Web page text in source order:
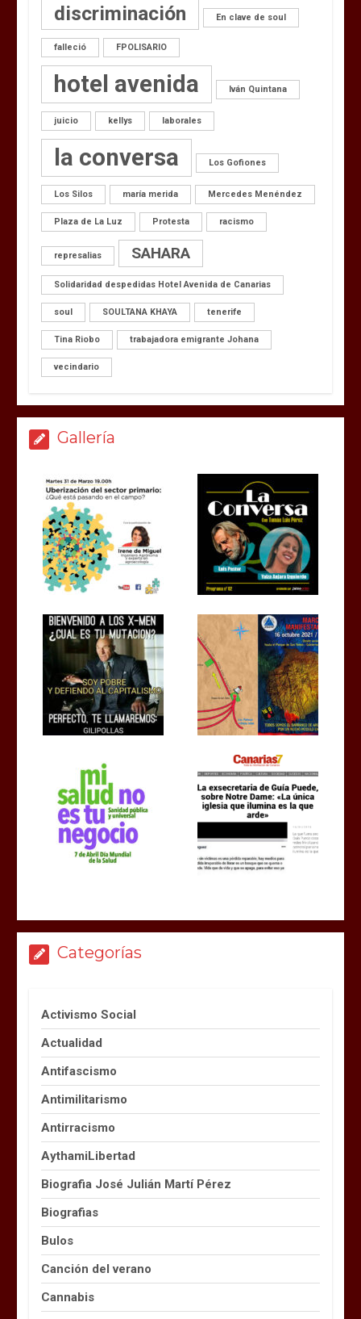
discriminación En clave de soul
falleció FPOLISARIO
hotel avenida Iván Quintana
juicio kellys laborales
la conversa Los Gofiones
Los Silos maría merida Mercedes Menéndez
Plaza de La Luz Protesta racismo
represalias SAHARA
Solidaridad despedidas Hotel Avenida de Canarias
soul SOULTANA KHAYA tenerife
Tina Riobo trabajadora emigrante Johana
vecindario
Gallería
Categorías
Activismo Social
Actualidad
Antifascismo
Antimilitarismo
Antirracismo
AythamiLibertad
Biografia José Julián Martí Pérez
Biografias
Bulos
Canción del verano
Cannabis